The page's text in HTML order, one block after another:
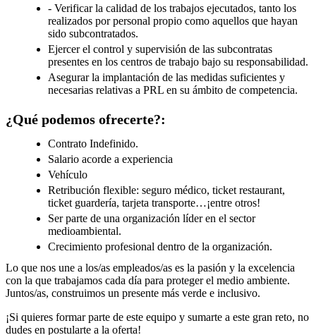
- Verificar la calidad de los trabajos ejecutados, tanto los
realizados por personal propio como aquellos que hayan
sido subcontratados.
Ejercer el control y supervisión de las subcontratas
presentes en los centros de trabajo bajo su responsabilidad.
Asegurar la implantación de las medidas suficientes y
necesarias relativas a PRL en su ámbito de competencia.
¿Qué podemos ofrecerte?:
Contrato Indefinido.
Salario acorde a experiencia
Vehículo
Retribución flexible: seguro médico, ticket restaurant,
ticket guardería, tarjeta transporte…¡entre otros!
Ser parte de una organización líder en el sector
medioambiental.
Crecimiento profesional dentro de la organización.
Lo que nos une a los/as empleados/as es la pasión y la excelencia
con la que trabajamos cada día para proteger el medio ambiente.
Juntos/as, construimos un presente más verde e inclusivo.
¡Si quieres formar parte de este equipo y sumarte a este gran reto, no
dudes en postularte a la oferta!